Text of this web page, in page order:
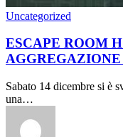
Uncategorized
ESCAPE ROOM
Sabato 14 dicembre si è
una…